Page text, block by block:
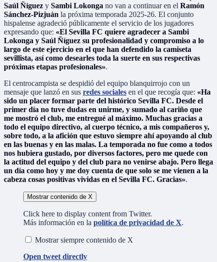
Saúl Ñíguez y Sambi Lokonga no van a continuar en el Ramón
Sánchez-Pizjuán la próxima temporada 2025-26. El conjunto
hispalense agradeció públicamente el servicio de los jugadores
expresando que: «El Sevilla FC quiere agradecer a Sambi
Lokonga y Saúl Ñíguez su profesionalidad y compromiso a lo
largo de este ejercicio en el que han defendido la camiseta
sevillista, así como desearles toda la suerte en sus respectivas
próximas etapas profesionales».
El centrocampista se despidió del equipo blanquirrojo con un
mensaje que lanzó en sus redes sociales en el que recogía que: «Ha
sido un placer formar parte del histórico Sevilla FC. Desde el
primer día no tuve dudas en unirme, y sumado al cariño que
me mostró el club, me entregué al máximo. Muchas gracias a
todo el equipo directivo, al cuerpo técnico, a mis compañeros y,
sobre todo, a la afición que estuvo siempre ahí apoyando al club
en las buenas y en las malas. La temporada no fue como a todos
nos hubiera gustado, por diversos factores, pero me quede con
la actitud del equipo y del club para no venirse abajo. Pero llega
un día como hoy y me doy cuenta de que solo se me vienen a la
cabeza cosas positivas vividas en el Sevilla FC. Gracias».
Mostrar contenido de X
Click here to display content from Twitter.
Más información en la política de privacidad de X.
Mostrar siempre contenido de X
Open tweet directly